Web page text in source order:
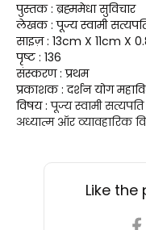
पुस्तक : ब्रह्ममेधा सुविचार
लेखक : पूज्य स्वामी
साइज़ : 13cm X 11cm X
पृष्ट : 136
संस्करण : प्रथम
प्रकाशक : दर्शन योग
विषय : पूज्य स्वामी
अध्यात्म ऑर व्यावहारिक
Like the